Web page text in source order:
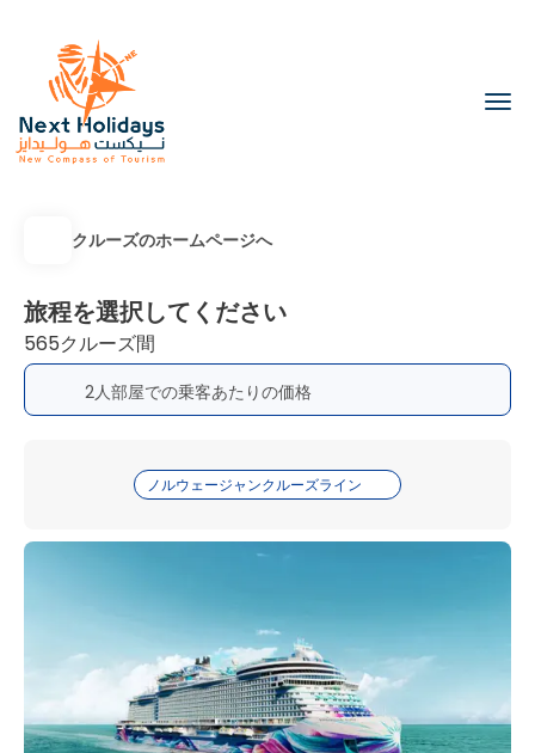
クルーズのホームページへ
旅程を選択してください
565クルーズ間
2人部屋での乗客あたりの価格
ノルウェージャンクルーズライン